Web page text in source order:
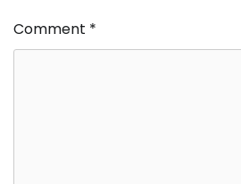
Comment *